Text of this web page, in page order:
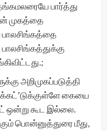
பார்த்து
முகத்தை
பாலசிங்கத்தை
அறிமுகப்படுத்தி
கையை
ஒன்று கூட இல்லை.
பொன்னுத்துரை மீது,